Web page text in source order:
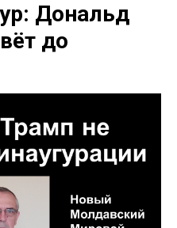
Дональд
до